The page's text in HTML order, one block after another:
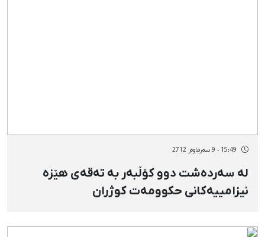
15:49 - 9 سەرماوەز 2712
لە سەردەشت دوو كۆڵبەر بە تەقەی هێزە
نیزامییەكانی حكوومەت كوژران